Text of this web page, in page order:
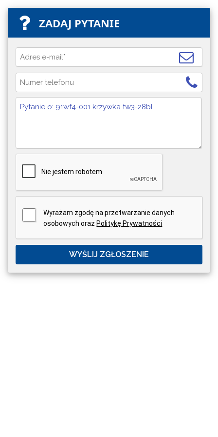
ZADAJ PYTANIE
Wyrażam zgodę na przetwarzanie danych
osobowych oraz Politykę Prywatności
WYŚLIJ ZGŁOSZENIE